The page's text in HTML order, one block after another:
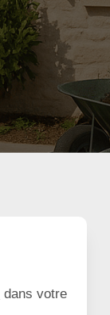
dans votre